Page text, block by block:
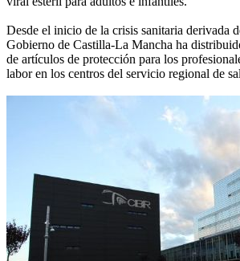
Desde el inicio de la crisis sanitaria derivada
Gobierno de Castilla-La Mancha ha
de artículos de protección para los
labor en los centros del servicio regional de